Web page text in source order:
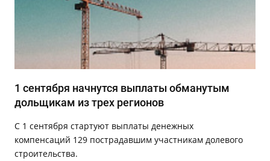
1 сентября начнутся выплаты обманутым
дольщикам из трех регионов
С 1 сентября стартуют выплаты денежных
компенсаций 129 пострадавшим участникам долевого
строительства.